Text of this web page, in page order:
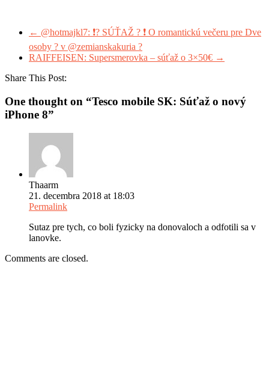
← @hotmajkl7: ❗? SÚŤAŽ ? ❗ O romantickú večeru pre Dve
osoby ? v @zemianskakuria ?
RAIFFEISEN: Supersmerovka – súťaž o 3×50€ →
Share This Post:
One thought on “Tesco mobile SK: Súťaž o nový
iPhone 8”
Thaarm
21. decembra 2018 at 18:03
Permalink
Sutaz pre tych, co boli fyzicky na donovaloch a odfotili sa v
lanovke.
Comments are closed.